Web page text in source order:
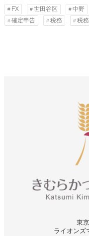
FX 世田谷区 中野
確定申告
税務 税
東
ライオンズ